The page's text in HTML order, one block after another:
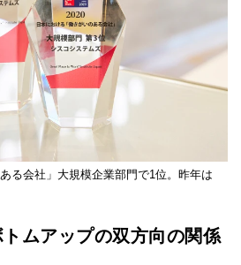
る会社」大規模企業部門で1位。昨年は
トムアップの双方向の関係